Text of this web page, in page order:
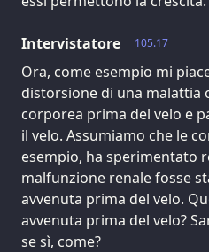
105.17
Intervistatore
Ora, come esempio mi
distorsione di una malattia
corporea prima del velo e
il velo. Assumiamo che le
esempio, ha sperimentato
malfunzione renale fosse
avvenuta prima del velo.
avvenuta prima del velo?
se sì, come?